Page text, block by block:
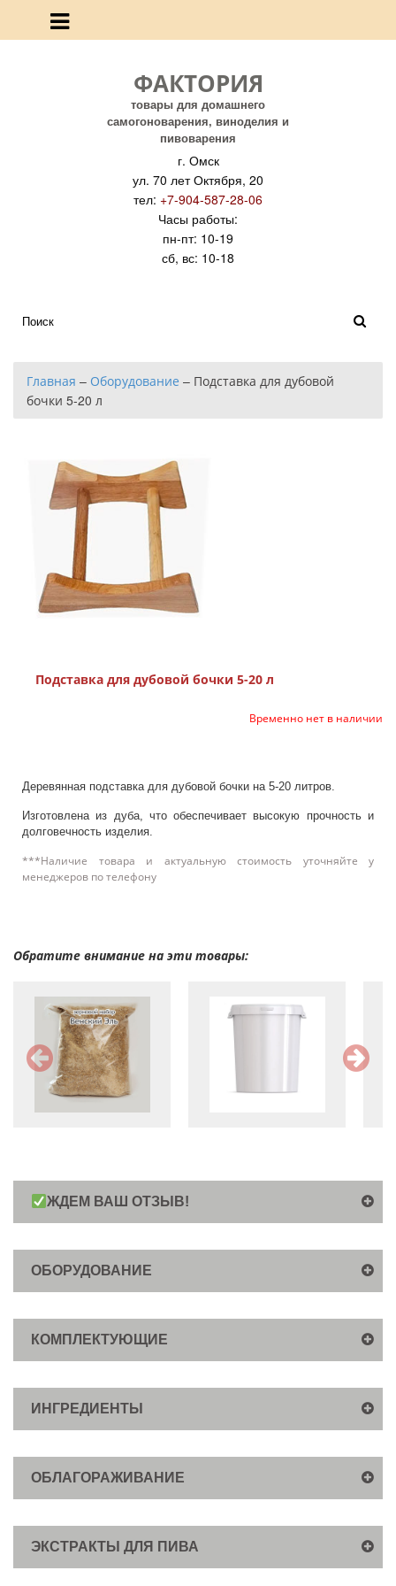
ФАКТОРИЯ
товары для домашнего
самогоноварения, виноделия и
пивоварения
г. Омск
ул. 70 лет Октября, 20
тел: +7-904-587-28-06
Часы работы:
пн-пт: 10-19
сб, вс: 10-18
Главная – Оборудование – Подставка для дубовой
бочки 5-20 л
Подставка для дубовой бочки 5-20 л
Временно нет в наличии
Деревянная подставка для дубовой бочки на 5-20 литров.
Изготовлена из дуба, что обеспечивает высокую прочность и
долговечность изделия.
***Наличие товара и актуальную стоимость уточняйте у
менеджеров по телефону
Обратите внимание на эти товары:
ЖДЕМ ВАШ ОТЗЫВ!
ОБОРУДОВАНИЕ
КОМПЛЕКТУЮЩИЕ
ИНГРЕДИЕНТЫ
ОБЛАГОРАЖИВАНИЕ
ЭКСТРАКТЫ ДЛЯ ПИВА